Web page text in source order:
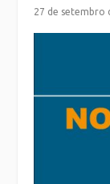
27 de setembro